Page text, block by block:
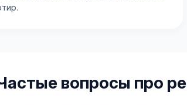
Частые вопросы про